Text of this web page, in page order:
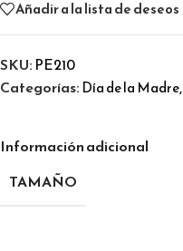
Añadir a la lista de deseos
SKU: PE210
Categorías: Día de la Madre,
Información adicional
TAMAÑO